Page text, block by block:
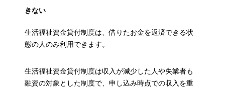
きない
生活福祉資金貸付制度は、借りたお金を返済できる状
態の人のみ利用できます。
生活福祉資金貸付制度は収入が減少した人や失業者も
融資の対象とした制度で、申し込み時点での収入を重